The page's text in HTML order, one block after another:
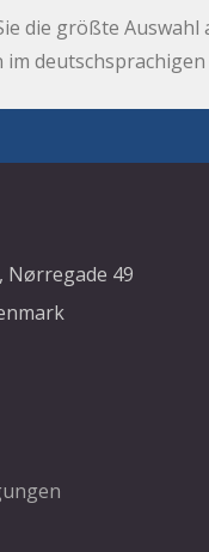
die größte Auswahl
deutschsprachigen
Nørregade 49